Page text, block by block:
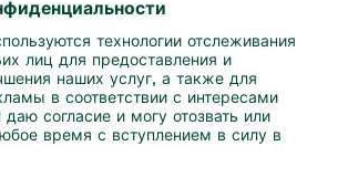
информации
Подписаться здесь